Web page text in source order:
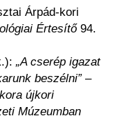
Árpád-kori
Értesítő94.
„A cserép igazat
beszélni” –
újkori
Múzeumban